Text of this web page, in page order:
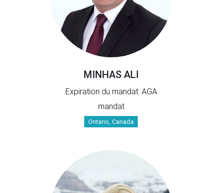
MINHAS ALI
Expiration du mandat: AGA
mandat
Ontario, Canada